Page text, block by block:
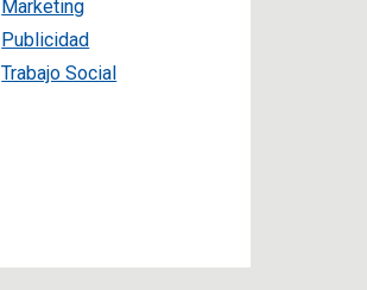
Marketing
Publicidad
Trabajo Social